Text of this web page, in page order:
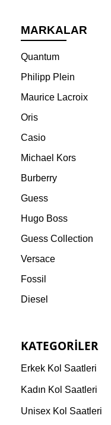
MARKALAR
Quantum
Philipp Plein
Maurice Lacroix
Oris
Casio
Michael Kors
Burberry
Guess
Hugo Boss
Guess Collection
Versace
Fossil
Diesel
KATEGORILER
Erkek Kol Saatleri
Kadın Kol Saatleri
Unisex Kol Saatleri